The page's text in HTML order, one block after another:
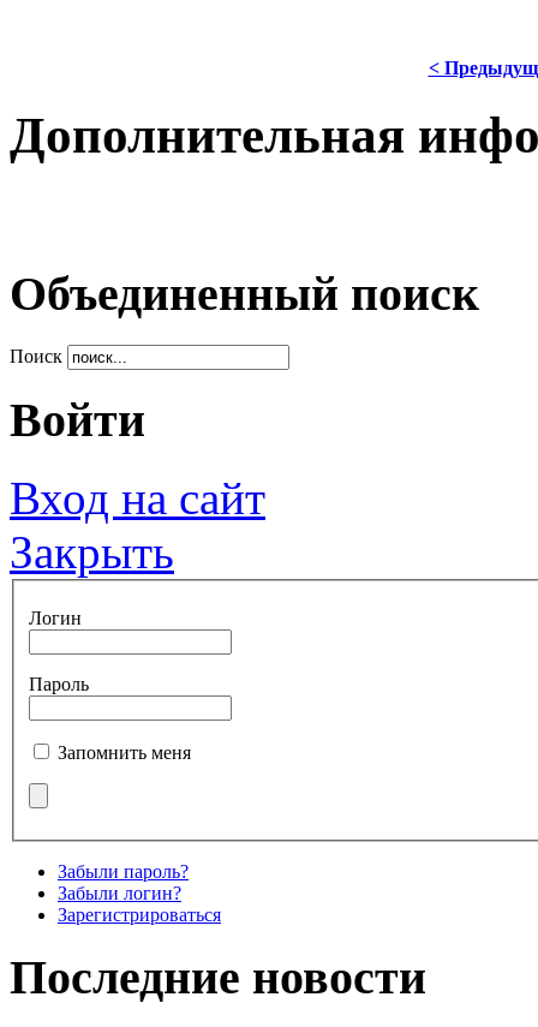
<
Дополнительная
Объединенный поиск
Поиск
Войти
Вход на сайт
Закрыть
Логин
Пароль
Запомнить меня
Забыли пароль?
Забыли логин?
Зарегистрироваться
Последние новости